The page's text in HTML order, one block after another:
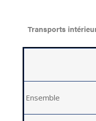
Transports
Ensemble